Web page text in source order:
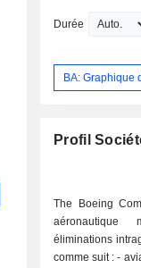
Durée
BA: Graphique
Profil
The Boeing
éliminations
comme suit : - aviation commerciale (46,3%). En